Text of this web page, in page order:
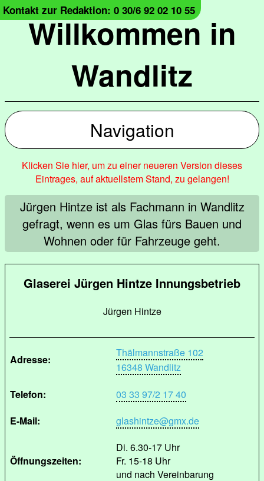
Willkommen in
Wandlitz
Kontakt zur Redaktion: 0 30/6 92 02 10 55
Navigation
Klicken Sie hier, um zu einer neueren Version dieses
Eintrages, auf aktuellstem Stand, zu gelangen!
Jürgen Hintze ist als Fachmann in Wandlitz
gefragt, wenn es um Glas fürs Bauen und
Wohnen oder für Fahrzeuge geht.
Glaserei Jürgen Hintze Innungsbetrieb
Jürgen Hintze
Adresse:
Thälmannstraße 102
16348 Wandlitz
Telefon:
03 33 97/2 17 40
E-Mail:
glashintze@gmx.de
Öffnungszeiten:
Di. 6.30-17 Uhr
Fr. 15-18 Uhr
und nach Vereinbarung